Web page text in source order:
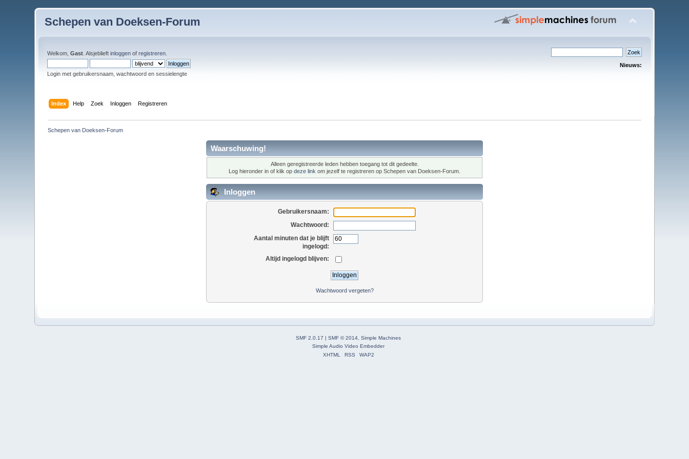
Schepen van Doeksen-Forum
Welkom,Gast . Alsjeblieftinloggen ofregistreren
Login met gebruikersnaam, wachtwoord en sessielengte
Nieuws:
Index Help Zoek Inloggen Registreren
Schepen van Doeksen-Forum
Waarschuwing!
Alleen geregistreerde leden hebben toegang tot dit gedeelte.
Log hieronder in of klik op deze link om jezelf te registreren op Schepen van Doeksen-Forum.
Inloggen
Gebruikersnaam:
Wachtwoord:
Aantal minuten dat je blijft
ingelogd:
Altijd ingelogd blijven:
Wachtwoord vergeten?
SMF 2.0.17 | SMF © 2014 Simple Machines
Simple Audio Video Embedder
XHTML
RSS WAP2